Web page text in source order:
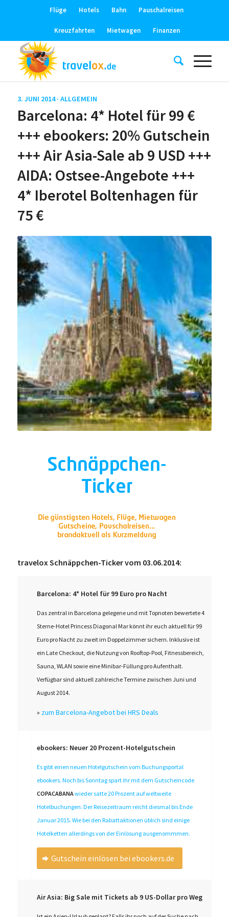
Flüge Hotels Bahn Pauschalreisen
Kreuzfahrten Mietwagen Finanzen
3. JUNI 2014 · ALLGEMEIN
Barcelona: 4* Hotel für 99 €
+++ ebookers: 20% Gutschein
+++ Air Asia-Sale ab 9 USD +++
AIDA: Ostsee-Angebote +++
4* Iberotel Boltenhagen für
75 €
travelox Schnäppchen-Ticker vom 03.06.2014:
Barcelona: 4* Hotel für 99 Euro pro Nacht
Das zentral in Barcelona gelegene und mit Topnoten bewertete 4
Sterne-Hotel Princess Diagonal Mar könnt ihr euch aktuell für 99
Euro pro Nacht zu zweit im Doppelzimmer sichern. Inklusive ist
ein Late Checkout, die Nutzung von Rooftop-Pool, Fitnessbereich,
Sauna, WLAN sowie eine Minibar-Füllung pro Aufenthalt.
Verfügbar sind aktuell zahlreiche Termine zwischen Juni und
August 2014.
» zum Barcelona-Angebot bei HRS Deals
ebookers: Neuer 20 Prozent-Hotelgutschein
Es gibt einen neuen Hotelgutschein vom Buchungsportal
ebookers. Noch bis Sonntag spart ihr mit dem Gutscheincode
COPACABANAwieder satte 20 Prozent auf weltweite
Hotelbuchungen. Der Reisezeitraum reicht diesmal bis Ende
Januar 2015. Wie bei den Rabattaktionen üblich sind einige
Hotelketten allerdings von der Einlösung ausgenommmen.
Gutschein einlösen bei ebookers.de
Air Asia: Big Sale mit Tickets ab 9 US-Dollar pro Weg